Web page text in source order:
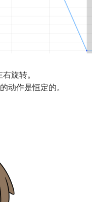
旋转。
动作是恒定的。